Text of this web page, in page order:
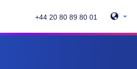
+44 20 80 89 80 01